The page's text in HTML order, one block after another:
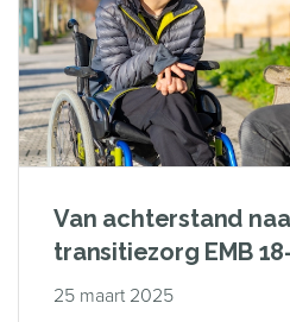
Van achterstand
transitiezorg EMB
25 maart 2025